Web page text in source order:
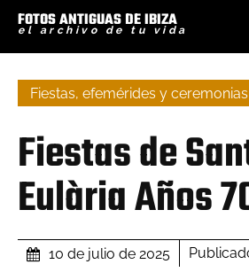
FOTOS ANTIGUAS DE IBIZA
el archivo de tu vida
Fiestas, efemérides y ceremonias
Fiestas de
Eulària Años
10 de julio de 2025